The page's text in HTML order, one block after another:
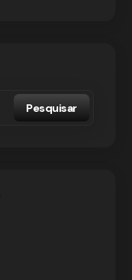
Pesquisar